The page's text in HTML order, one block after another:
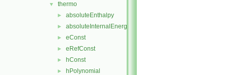
▼ thermo
► absoluteEnthalpy
► absoluteInternalEnergy
► eConst
► eRefConst
► hConst
► hPolynomial